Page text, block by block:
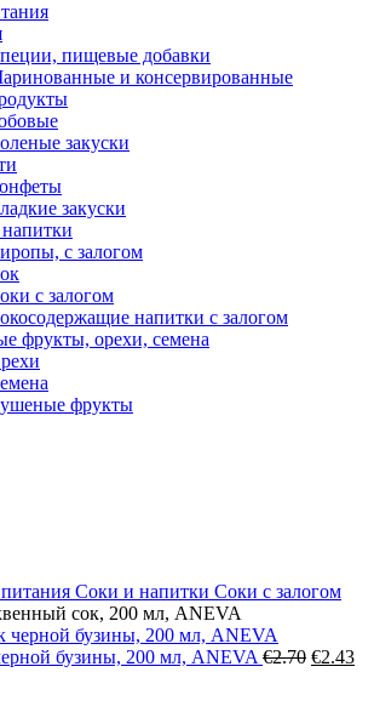
пищевые добавки
и консервированные
закуски
закуски
с залогом
с залогом
напитки с залогом
фрукты, орехи, семена
фрукты
Соки и напитки Соки с залогом
сок, 200 мл, ANEVA
бузины, 200 мл, ANEVA €2.70 €2.43